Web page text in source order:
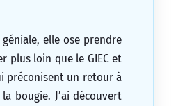
elle ose prendre
plus loin que le GIEC et
préconisent un retour à
bougie. J’ai découvert